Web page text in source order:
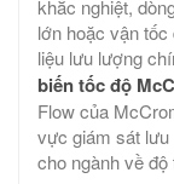
khắc nghiệt,
lớn hoặc vận
liệu lưu lượng
biến tốc độ
Flow của
vực giám sát lưu
cho ngành về